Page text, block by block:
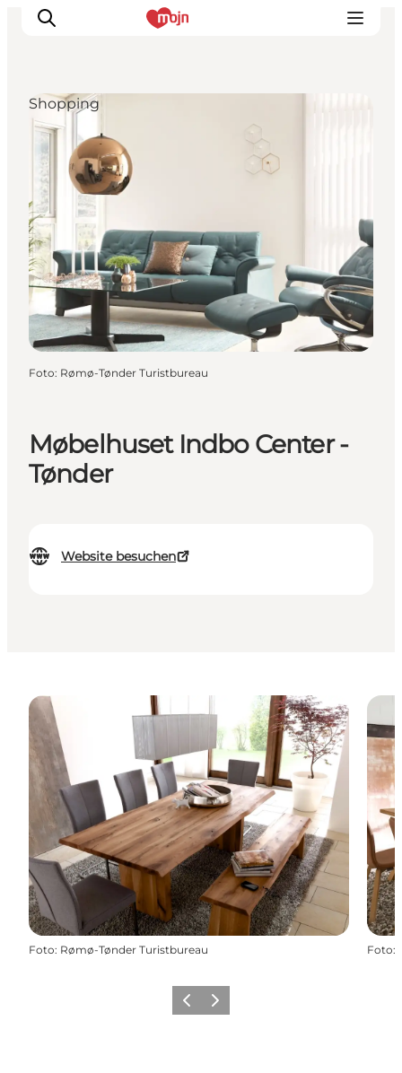
Erlebnisse
Städte und Regionen
Events
Übernachtung
Plane deine Reise
Booking
Møbelhuset Indbo Center -
Tønder
Website besuchen
Shopping
Foto: Rømø-Tønder Turistbureau
Foto: Rømø-Tønder Turistbureau Foto:
ZurückWeiter